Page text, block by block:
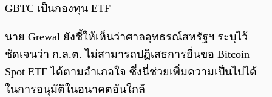
GBTC เป็นกองทุน ETF
นาย Grewal ยังชี้ให้เห็นว่าศาลอุทธรณ์สหรัฐฯ ระบุไว้
ชัดเจนว่า ก.ล.ต. ไม่สามารถปฏิเสธการยื่นขอ Bitcoin
Spot ETF ได้ตามอำเภอใจ ซึ่งนี่ช่วยเพิ่มความเป็นไปได้
ในการอนุมัติในอนาคตอันใกล้